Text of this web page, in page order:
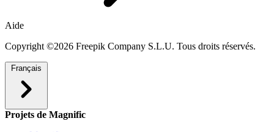
Aide
Copyright ©2026 Freepik Company S.L.U. Tous droits réservés.
Français
Projets de Magnific